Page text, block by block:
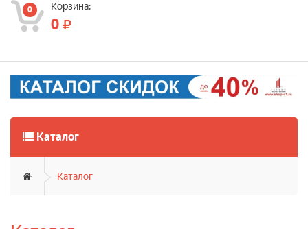
0 Корзина:
0
Каталог
Каталог